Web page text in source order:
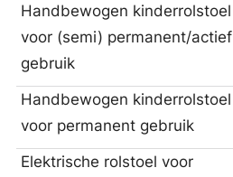
Handbewogen kinderrolstoel
voor (semi) permanent/actief
gebruik
Handbewogen kinderrolstoel
voor permanent gebruik
Elektrische rolstoel voor